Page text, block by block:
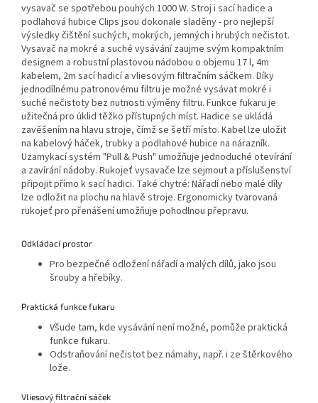
vysavač se spotřebou pouhých 1000 W. Stroj i sací hadice a
podlahová hubice Clips jsou dokonale sladěny - pro nejlepší
výsledky čištění suchých, mokrých, jemných i hrubých nečistot.
Vysavač na mokré a suché vysávání zaujme svým kompaktním
designem a robustní plastovou nádobou o objemu 17 l, 4m
kabelem, 2m sací hadicí a vliesovým filtračním sáčkem. Díky
jednodílnému patronovému filtru je možné vysávat mokré i
suché nečistoty bez nutnosti výměny filtru. Funkce fukaru je
užitečná pro úklid těžko přístupných míst. Hadice se ukládá
zavěšením na hlavu stroje, čímž se šetří místo. Kabel lze uložit
na kabelový háček, trubky a podlahové hubice na nárazník.
Uzamykací systém "Pull & Push" umožňuje jednoduché otevírání
a zavírání nádoby. Rukojeť vysavače lze sejmout a příslušenství
připojit přímo k sací hadici. Také chytré: Nářadí nebo malé díly
lze odložit na plochu na hlavě stroje. Ergonomicky tvarovaná
rukojeť pro přenášení umožňuje pohodlnou přepravu.
Odkládací prostor
Pro bezpečné odložení nářadí a malých dílů, jako jsou
šrouby a hřebíky.
Praktická funkce fukaru
Všude tam, kde vysávání není možné, pomůže praktická
funkce fukaru.
Odstraňování nečistot bez námahy, např. i ze štěrkového
lože.
Vliesový filtrační sáček